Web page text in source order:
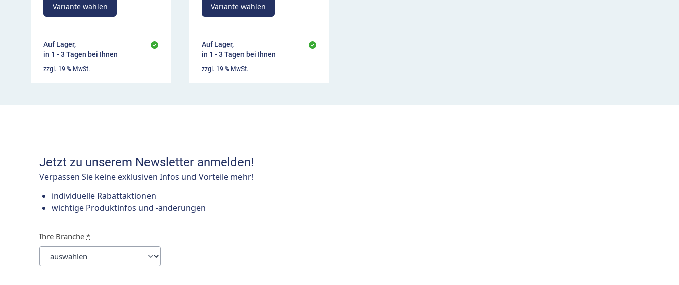
Variante wählen
Auf Lager,
in 1 - 3 Tagen bei Ihnen
zzgl. 19 % MwSt.
Variante wählen
Auf Lager,
in 1 - 3 Tagen bei Ihnen
zzgl. 19 % MwSt.
Jetzt zu unserem Newsletter anmelden!
Verpassen Sie keine exklusiven Infos und Vorteile mehr!
individuelle Rabattaktionen
wichtige Produktinfos und -änderungen
Ihre Branche *